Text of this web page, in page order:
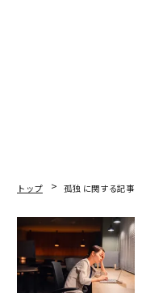
トップ 孤独 に関する記事